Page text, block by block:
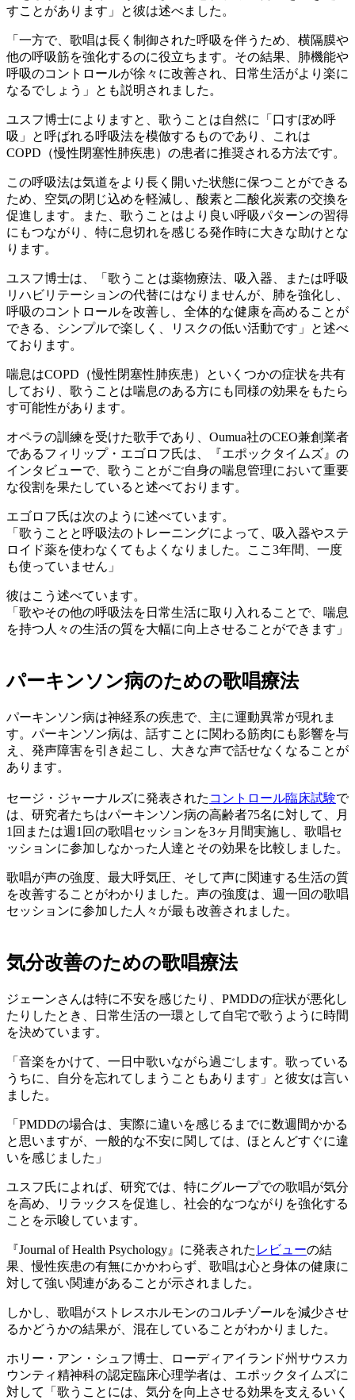
すことがあります」と彼は述べました。
「一方で、歌唱は長く制御された呼吸を伴うため、横隔膜や
他の呼吸筋を強化するのに役立ちます。その結果、肺機能や
呼吸のコントロールが徐々に改善され、日常生活がより楽に
なるでしょう」とも説明されました。
ユスフ博士によりますと、歌うことは自然に「口すぼめ呼
吸」と呼ばれる呼吸法を模倣するものであり、これは
COPD（慢性閉塞性肺疾患）の患者に推奨される方法です。
この呼吸法は気道をより長く開いた状態に保つことができる
ため、空気の閉じ込めを軽減し、酸素と二酸化炭素の交換を
促進します。また、歌うことはより良い呼吸パターンの習得
にもつながり、特に息切れを感じる発作時に大きな助けとな
ります。
ユスフ博士は、「歌うことは薬物療法、吸入器、または呼吸
リハビリテーションの代替にはなりませんが、肺を強化し、
呼吸のコントロールを改善し、全体的な健康を高めることが
できる、シンプルで楽しく、リスクの低い活動です」と述べ
ております。
喘息はCOPD（慢性閉塞性肺疾患）といくつかの症状を共有
しており、歌うことは喘息のある方にも同様の効果をもたら
す可能性があります。
オペラの訓練を受けた歌手であり、Oumua社のCEO兼創業者
であるフィリップ・エゴロフ氏は、『エポックタイムズ』の
インタビューで、歌うことがご自身の喘息管理において重要
な役割を果たしていると述べております。
エゴロフ氏は次のように述べています。
「歌うことと呼吸法のトレーニングによって、吸入器やステ
ロイド薬を使わなくてもよくなりました。ここ3年間、一度
も使っていません」
彼はこう述べています。
「歌やその他の呼吸法を日常生活に取り入れることで、喘息
を持つ人々の生活の質を大幅に向上させることができます」
パーキンソン病のための歌唱療法
パーキンソン病は神経系の疾患で、主に運動異常が現れま
す。パーキンソン病は、話すことに関わる筋肉にも影響を与
え、発声障害を引き起こし、大きな声で話せなくなることが
あります。
セージ・ジャーナルズに発表された コントロール臨床試験で
は、研究者たちはパーキンソン病の高齢者75名に対して、月
1回または週1回の歌唱セッションを3ヶ月間実施し、歌唱セ
ッションに参加しなかった人達とその効果を比較しました。
歌唱が声の強度、最大呼気圧、そして声に関連する生活の質
を改善することがわかりました。声の強度は、週一回の歌唱
セッションに参加した人々が最も改善されました。
気分改善のための歌唱療法
ジェーンさんは特に不安を感じたり、PMDDの症状が悪化し
たりしたとき、日常生活の一環として自宅で歌うように時間
を決めています。
「音楽をかけて、一日中歌いながら過ごします。歌っている
うちに、自分を忘れてしまうこともあります」と彼女は言い
ました。
「PMDDの場合は、実際に違いを感じるまでに数週間かかる
と思いますが、一般的な不安に関しては、ほとんどすぐに違
いを感じました」
ユスフ氏によれば、研究では、特にグループでの歌唱が気分
を高め、リラックスを促進し、社会的なつながりを強化する
ことを示唆しています。
『Journal of Health Psychology』に発表された レビューの結
果、慢性疾患の有無にかかわらず、歌唱は心と身体の健康に
対して強い関連があることが示されました。
しかし、歌唱がストレスホルモンのコルチゾールを減少させ
るかどうかの結果が、混在していることがわかりました。
ホリー・アン・シュフ博士、ローディアイランド州サウスカ
ウンティ精神科の認定臨床心理学者は、エポックタイムズに
対して「歌うことには、気分を向上させる効果を支えるいく